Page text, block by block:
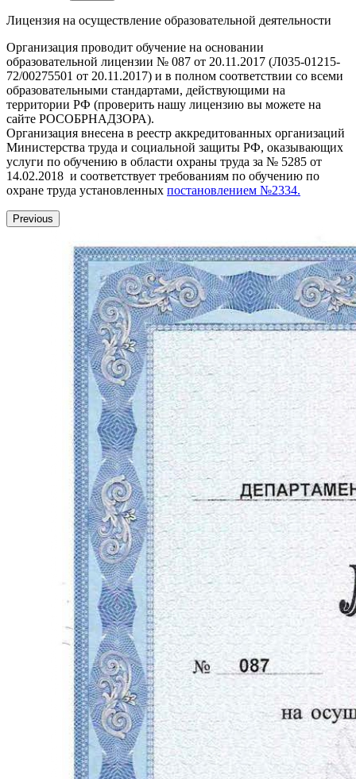
Лицензия на осуществление образовательной деятельности
Организация проводит обучение на основании
образовательной лицензии № 087 от 20.11.2017 (Л035-01215-
72/00275501 от 20.11.2017) и в полном соответствии со всеми
образовательными стандартами, действующими на
территории РФ (проверить нашу лицензию вы можете на
сайте РОСОБРНАДЗОРА).
Организация внесена в реестр аккредитованных организаций
Министерства труда и социальной защиты РФ, оказывающих
услуги по обучению в области охраны труда за № 5285 от
14.02.2018 и соответствует требованиям по обучению по
охране труда установленных постановлением №2334.
Previous